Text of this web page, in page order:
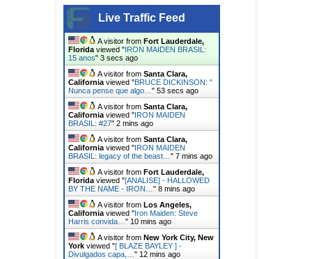
Live Traffic Feed
A visitor from Fort Lauderdale,
Florida viewed "IRON MAIDEN BRASIL:
15 anos" 5 secs ago
A visitor from Santa Clara,
California viewed "BRUCE DICKINSON: "
Nunca pense que algo… " 55 secs ago
A visitor from Santa Clara,
California viewed "IRON MAIDEN
BRASIL: #27" 2 mins ago
A visitor from Santa Clara,
California viewed "IRON MAIDEN
BRASIL: legacy of the beast… " 7 mins ago
A visitor from Fort Lauderdale,
Florida viewed "[ANALISE] - HALLOWED
BY THE NAME - IRON… " 8 mins ago
A visitor from Los Angeles,
California viewed "Iron Maiden: Steve
Harris convida… " 10 mins ago
A visitor from New York City, New
York viewed "[ BLAZE BAYLEY ] -
Divulgados capa,… " 12 mins ago